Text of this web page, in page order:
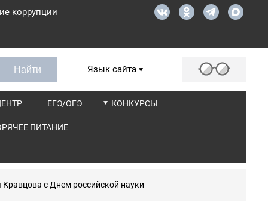
коррупции
Язык сайта
ЕГЭ/ОГЭ КОНКУРСЫ
ПИТАНИЕ
с Днем российской науки